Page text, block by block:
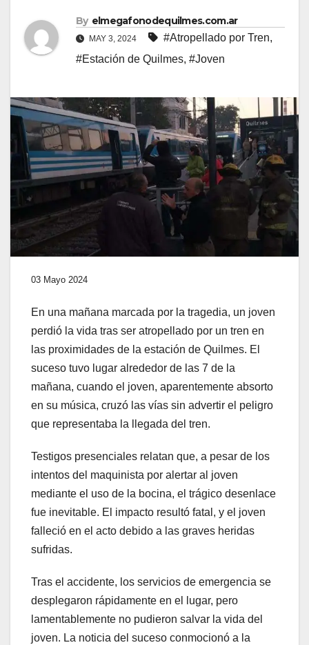
By elmegafonodequilmes.com.ar
MAY 3, 2024 #Atropellado por Tren,
#Estación de Quilmes, #Joven
03 Mayo 2024
En una mañana marcada por la tragedia, un joven
perdió la vida tras ser atropellado por un tren en
las proximidades de la estación de Quilmes. El
suceso tuvo lugar alrededor de las 7 de la
mañana, cuando el joven, aparentemente absorto
en su música, cruzó las vías sin advertir el peligro
que representaba la llegada del tren.
Testigos presenciales relatan que, a pesar de los
intentos del maquinista por alertar al joven
mediante el uso de la bocina, el trágico desenlace
fue inevitable. El impacto resultó fatal, y el joven
falleció en el acto debido a las graves heridas
sufridas.
Tras el accidente, los servicios de emergencia se
desplegaron rápidamente en el lugar, pero
lamentablemente no pudieron salvar la vida del
joven. La noticia del suceso conmocionó a la